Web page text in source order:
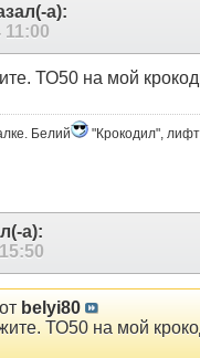
а):
11:00
ТО50 на мой
Белий
"Крокодил",
а):
15:50
belyi80
ТО50 на мой